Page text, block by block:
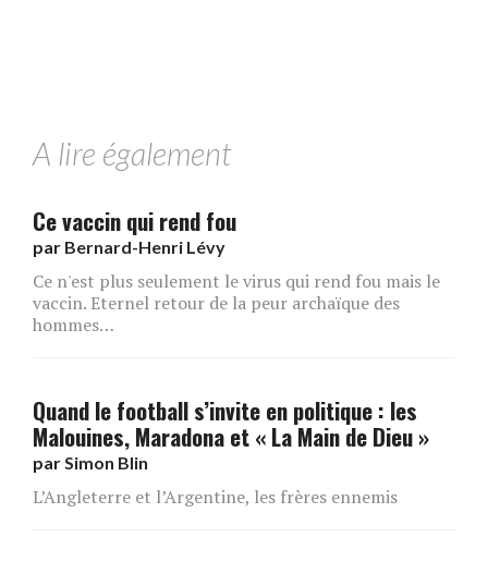
A lire également
Ce vaccin qui rend fou
par Bernard-Henri Lévy
Ce n'est plus seulement le virus qui rend fou mais le
vaccin. Eternel retour de la peur archaïque des
hommes…
Quand le football s’invite en politique : les
Malouines, Maradona et « La Main de Dieu »
par Simon Blin
L’Angleterre et l’Argentine, les frères ennemis